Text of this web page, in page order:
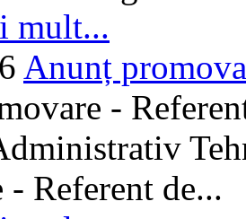
mult...
Anunț
-
Referent de...